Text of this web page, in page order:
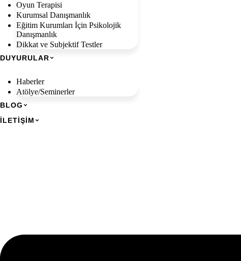
Oyun Terapisi
Kurumsal Danışmanlık
Eğitim Kurumları İçin Psikolojik
Danışmanlık
Dikkat ve Subjektif Testler
DUYURULAR
Haberler
Atölye/Seminerler
BLOG
İLETIŞIM